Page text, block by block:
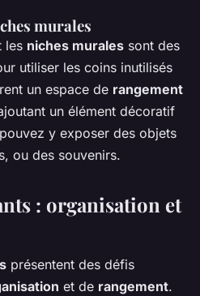
murales
les niches murales sont des
utiliser les coins inutilisés
un espace de rangement
un élément décoratif
y exposer des objets
ou des souvenirs.
: organisation et
présentent des défis
et de rangement.